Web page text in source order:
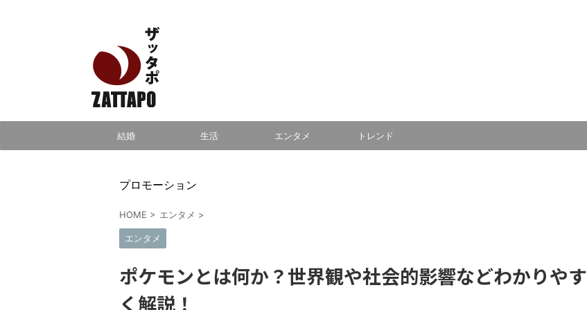
結婚 生活 エンタメ トレンド
プロモーション
HOME > エンタメ >
エンタメ
ポケモンとは何か？世界観や社会的影響などわかりやす
く解説！